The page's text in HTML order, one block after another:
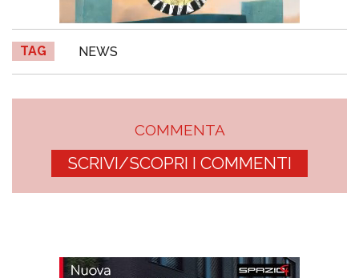
TAG NEWS
COMMENTA
SCRIVI/SCOPRI I COMMENTI